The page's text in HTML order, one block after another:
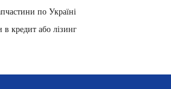
по Україні
кредит або лізинг